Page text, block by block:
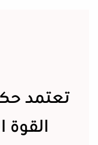
تعتمد
القوة